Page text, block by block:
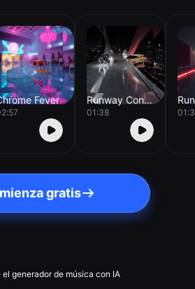
Fever Runway Concrete
01:38
gratis
generador de música con IA